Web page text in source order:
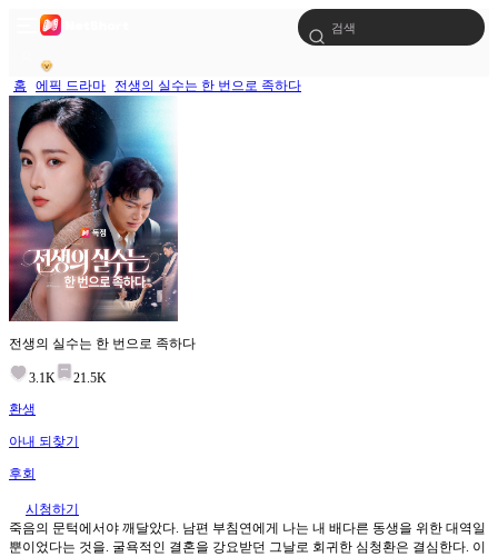
홈 에픽 드라마 전생의 실수는 한 번으로 족하다
전생의 실수는 한 번으로 족하다
3.1K
21.5K
환생
아내 되찾기
후회
시청하기
죽음의 문턱에서야 깨달았다. 남편 부침연에게 나는 내 배다른 동생을 위한 대역일
뿐이었다는 것을. 굴욕적인 결혼을 강요받던 그날로 회귀한 심청환은 결심한다. 이